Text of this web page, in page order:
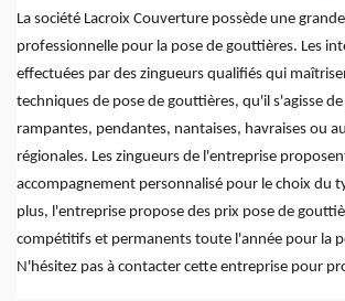
La société Lacroix Couverture possède une
professionnelle pour la pose de gouttières. Les
effectuées par des zingueurs qualifiés qui
techniques de pose de gouttières, qu'il s'agisse
rampantes, pendantes, nantaises, havraises ou
régionales. Les zingueurs de l'entreprise
accompagnement personnalisé pour le choix du
plus, l'entreprise propose des prix pose de
compétitifs et permanents toute l'année pour la
N'hésitez pas à contacter cette entreprise pour